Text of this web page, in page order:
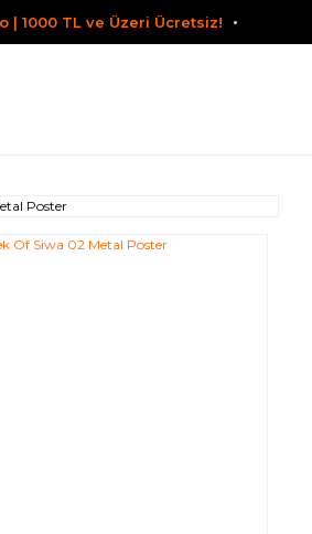
| 1000 TL ve Üzeri Ücretsiz!